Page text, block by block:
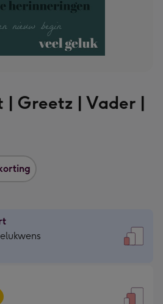
| Greetz | Vader |